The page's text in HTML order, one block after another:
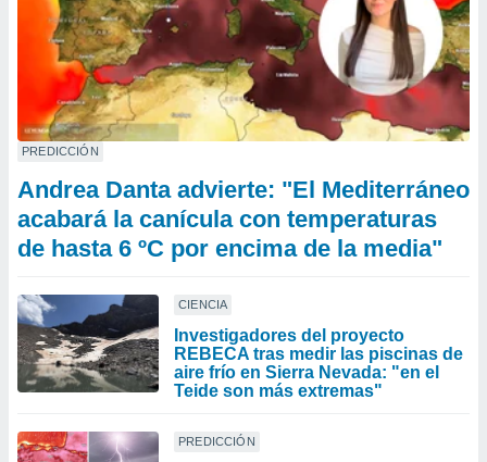
PREDICCIÓN
Andrea Danta advierte: "El Mediterráneo
acabará la canícula con temperaturas
de hasta 6 ºC por encima de la media"
CIENCIA
Investigadores del proyecto
REBECA tras medir las piscinas de
aire frío en Sierra Nevada: "en el
Teide son más extremas"
PREDICCIÓN